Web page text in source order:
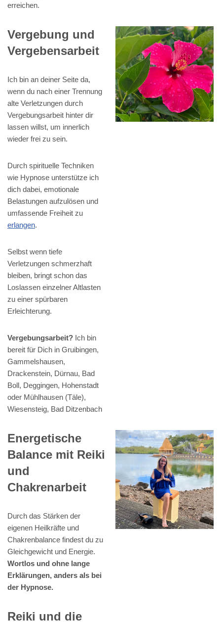
erreichen.
Vergebung und
Vergebensarbeit
Ich bin an deiner Seite da,
wenn du nach einer Trennung
alte Verletzungen durch
Vergebungsarbeit hinter dir
lassen willst, um innerlich
wieder frei zu sein.
Durch spirituelle Techniken
wie Hypnose unterstütze ich
dich dabei, emotionale
Belastungen aufzulösen und
umfassende Freiheit zu
erlangen.
Selbst wenn tiefe
Verletzungen schmerzhaft
bleiben, bringt schon das
Loslassen einzelner Altlasten
zu einer spürbaren
Erleichterung.
Vergebungsarbeit? Ich bin
bereit für Dich in Gruibingen,
Gammelshausen,
Drackenstein, Dürnau, Bad
Boll, Deggingen, Hohenstadt
oder Mühlhausen (Täle),
Wiesensteig, Bad Ditzenbach
Energetische
Balance mit Reiki
und
Chakrenarbeit
Durch das Stärken der
eigenen Heilkräfte und
Chakrenbalance findest du zu
Gleichgewicht und Energie.
Wortlos und ohne lange
Erklärungen, anders als bei
der Hypnose.
Reiki und die